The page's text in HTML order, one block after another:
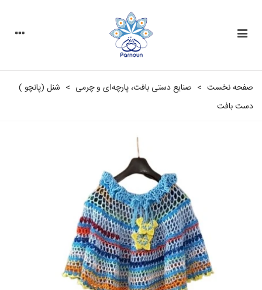
صفحه نخست > صنایع دستی بافت، پارچه‌ای و چرمی > شنل (پانچو )
دست بافت